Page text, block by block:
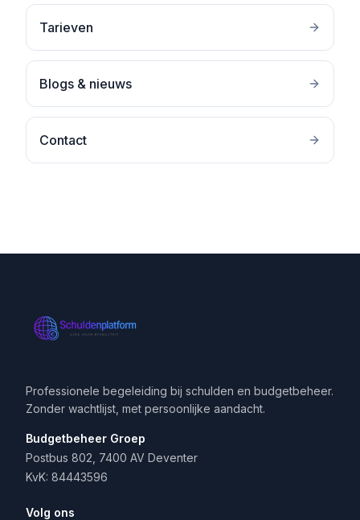
Tarieven
Blogs & nieuws
Contact
Professionele begeleiding bij schulden en budgetbeheer.
Zonder wachtlijst, met persoonlijke aandacht.
Budgetbeheer Groep
Postbus 802, 7400 AV Deventer
KvK: 84443596
Volg ons